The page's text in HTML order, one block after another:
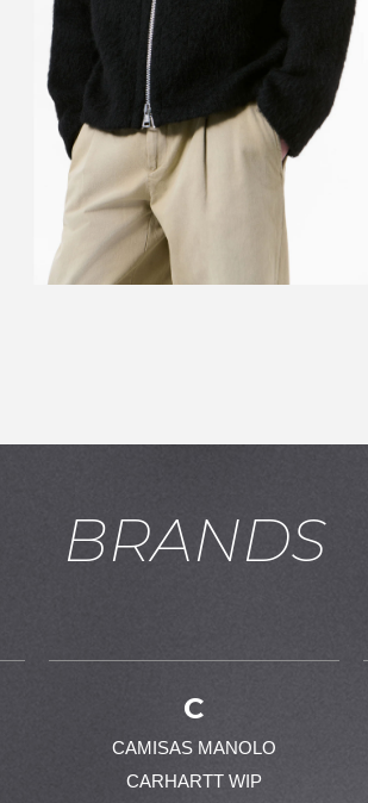
お買い物を続ける カートへ進む
BRANDS
C
CAMISAS MANOLO
CARHARTT WIP